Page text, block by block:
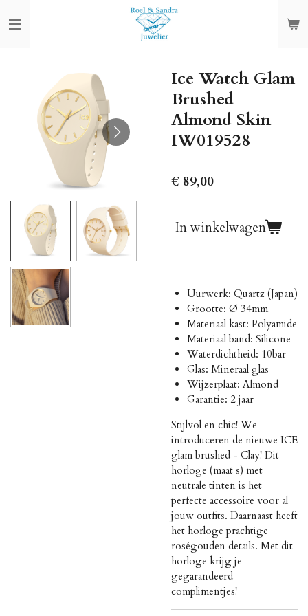
direct
hoofdinhoud
Ice Watch Glam
Brushed
Almond Skin
IW019528
€ 89,00
In winkelwagen
Uurwerk: Quartz (Japan)
Grootte: Ø 34mm
Materiaal kast: Polyamide
Materiaal band: Silicone
Waterdichtheid: 10bar
Glas: Mineraal glas
Wijzerplaat: Almond
Garantie: 2 jaar
Stijlvol en chic! We
introduceren de nieuwe ICE
glam brushed - Clay! Dit
horloge (maat s) met
neutrale tinten is het
perfecte accessoire voor al
jouw outfits. Daarnaast heeft
het horloge prachtige
roségouden details. Met dit
horloge krijg je
gegarandeerd
complimentjes!